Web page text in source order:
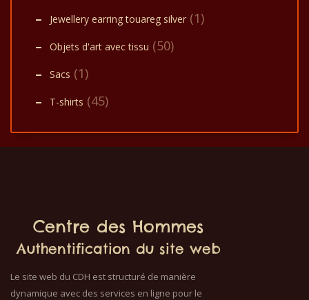
Jewellery earring touareg silver (1)
Objets d'art avec tissu (50)
Sacs (1)
T-shirts (45)
Centre des Hommes
Authentification du site web
Le site web du CDH est structuré de manière
dynamique avec des services en ligne pour le